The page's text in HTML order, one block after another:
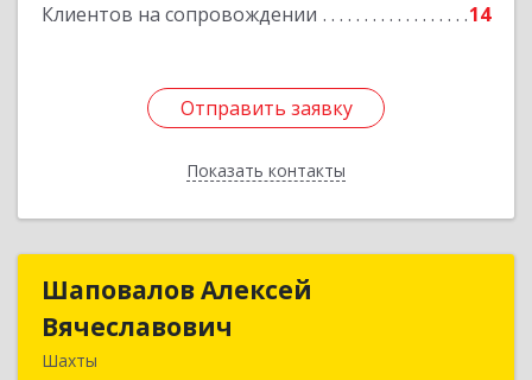
Клиентов на сопровождении 14
Отправить заявку
Показать контакты
Отправить заявку
Назад
Шаповалов Алексей
Вячеславович
Шахты
Шаповалов Алексей